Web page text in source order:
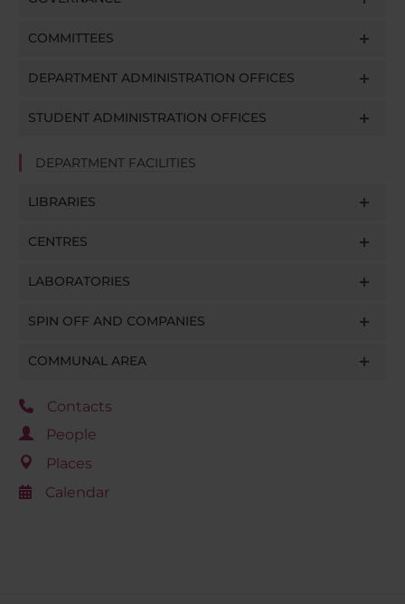
COMMITTEES
DEPARTMENT ADMINISTRATION OFFICES
STUDENT ADMINISTRATION OFFICES
DEPARTMENT FACILITIES
LIBRARIES
CENTRES
LABORATORIES
SPIN OFF AND COMPANIES
COMMUNAL AREA
Contacts
People
Places
Calendar